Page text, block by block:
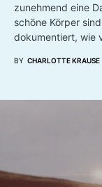
zunehmend eine
schöne Körper
dokumentiert, wie
BY CHARLOTTE KRAUSE